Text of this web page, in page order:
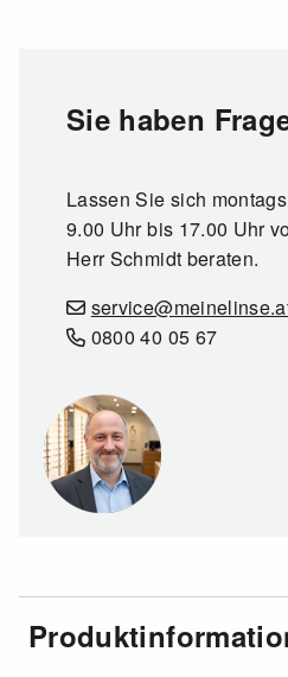
Sie haben
Lassen Sie sich
9.00 Uhr bis 17.00 Uhr
Herr Schmidt beraten.
0800 40 05 67